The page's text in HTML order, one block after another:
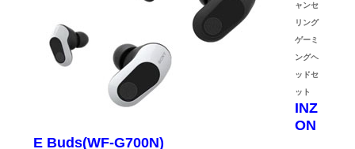
ャンセ
リング
ゲーミ
ングヘ
ッドセ
ット
INZ
ON
E Buds(WF-G700N)